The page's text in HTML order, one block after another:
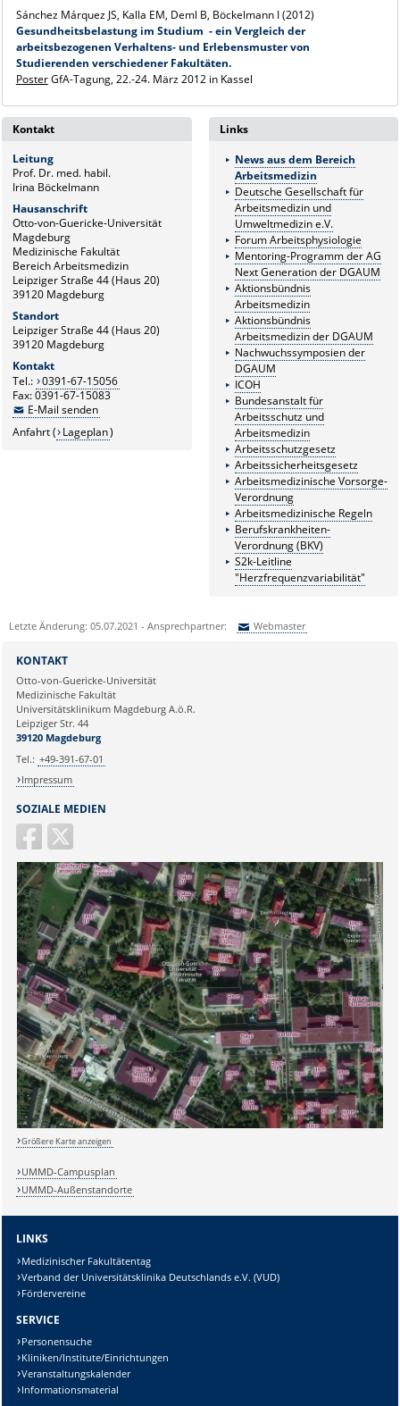
Sánchez Márquez JS, Kalla EM, Deml B, Böckelmann I (2012)
Gesundheitsbelastung im Studium - ein Vergleich der
arbeitsbezogenen Verhaltens- und Erlebensmuster von
Studierenden verschiedener Fakultäten.
PosterGfA-Tagung, 22.-24. März 2012 in Kassel
Kontakt
Leitung
Prof. Dr. med. habil.
Irina Böckelmann
Hausanschrift
Otto-von-Guericke-Universität
Magdeburg
Medizinische Fakultät
Bereich Arbeitsmedizin
Leipziger Straße 44 (Haus 20)
39120 Magdeburg
Standort
Leipziger Straße 44 (Haus 20)
39120 Magdeburg
Kontakt
Tel.: 0391-67-15056
Fax: 0391-67-15083
E-Mail senden
Anfahrt ( Lageplan)
Links
News aus dem Bereich
Arbeitsmedizin
Deutsche Gesellschaft für
Arbeitsmedizin und
Umweltmedizin e.V.
Forum Arbeitsphysiologie
Mentoring-Programm der AG
Next Generation der DGAUM
Aktionsbündnis
Arbeitsmedizin
Aktionsbündnis
Arbeitsmedizin der DGAUM
Nachwuchssymposien der
DGAUM
ICOH
Bundesanstalt für
Arbeitsschutz und
Arbeitsmedizin
Arbeitsschutzgesetz
Arbeitssicherheitsgesetz
Arbeitsmedizinische Vorsorge-
Verordnung
Arbeitsmedizinische Regeln
Berufskrankheiten-
Verordnung (BKV)
S2k-Leitline
"Herzfrequenzvariabilität"
Letzte Änderung: 05.07.2021 - Ansprechpartner: Webmaster
Ihre E-Mailadresse:
Ihr Anliegen:
SOZIALE MEDIEN
KONTAKT
Otto-von-Guericke-Universität
Medizinische Fakultät
Universitätsklinikum Magdeburg A.ö.R.
Leipziger Str. 44
39120 Magdeburg
Tel.: +49-391-67-01
Impressum
Größere Karte anzeigen
UMMD-Campusplan
UMMD-Außenstandorte
LINKS
Medizinischer Fakultätentag
Verband der Universitätsklinika Deutschlands e.V. (VUD)
Fördervereine
SERVICE
Personensuche
Kliniken/Institute/Einrichtungen
Veranstaltungskalender
Informationsmaterial